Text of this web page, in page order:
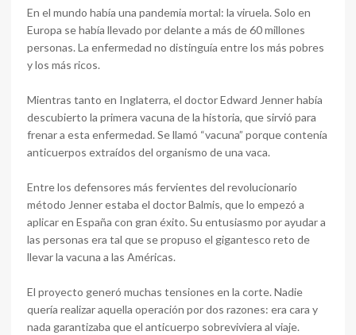
En el mundo había una pandemia mortal: la viruela. Solo en
Europa se había llevado por delante a más de 60 millones
personas. La enfermedad no distinguía entre los más pobres
y los más ricos.
Mientras tanto en Inglaterra, el doctor Edward Jenner había
descubierto la primera vacuna de la historia, que sirvió para
frenar a esta enfermedad. Se llamó “vacuna” porque contenía
anticuerpos extraídos del organismo de una vaca.
Entre los defensores más fervientes del revolucionario
método Jenner estaba el doctor Balmis, que lo empezó a
aplicar en España con gran éxito. Su entusiasmo por ayudar a
las personas era tal que se propuso el gigantesco reto de
llevar la vacuna a las Américas.
El proyecto generó muchas tensiones en la corte. Nadie
quería realizar aquella operación por dos razones: era cara y
nada garantizaba que el anticuerpo sobreviviera al viaje.